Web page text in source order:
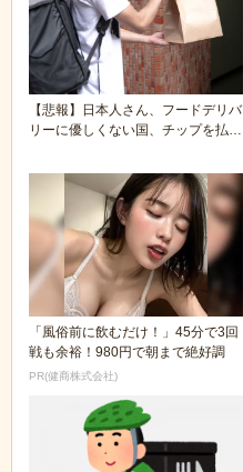
【悲報】日本人さん、フードデリバ
リーに優しくない国、チップを払わ
「風俗前に飲むだけ！」45分で3回
戦も余裕！980円で朝まで絶好調
PR(健商株式会社)